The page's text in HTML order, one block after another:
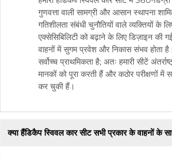
गुणवत्ता वाली सामग्री और आसान स्थापना
गतिशीलता संबंधी चुनौतियों वाले व्यक्तियों के
एक्सेसिबिलिटी को बढ़ाने के लिए डिज़ाइन की
वाहनों में सुगम प्रवेश और निकास संभव होता
सर्वोच्च प्राथमिकता है; अतः हमारी सीटें
मानकों को पूरा करती हैं और कठोर परीक्षणों में
कर चुकी हैं।
क्या हैंडिकैप स्विवल कार सीट सभी प्रकार के वाहनों के